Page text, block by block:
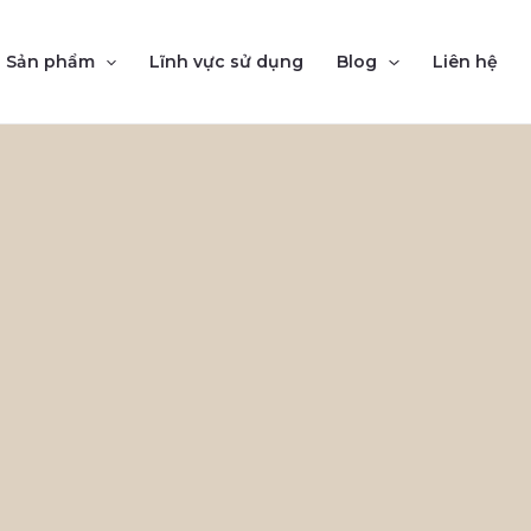
Sản phẩm Lĩnh vực sử dụng Blog Liên hệ